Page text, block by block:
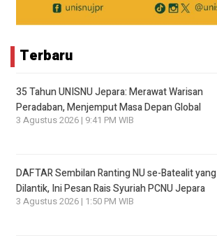
Terbaru
35 Tahun UNISNU Jepara: Merawat Warisan
Peradaban, Menjemput Masa Depan Global
3 Agustus 2026 | 9:41 PM WIB
DAFTAR Sembilan Ranting NU se-Batealit yang
Dilantik, Ini Pesan Rais Syuriah PCNU Jepara
3 Agustus 2026 | 1:50 PM WIB